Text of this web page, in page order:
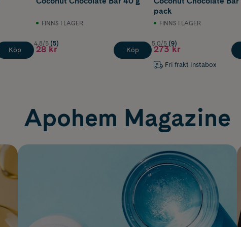
Köp
FINNS I LAGER
4.8/5 (5)
28 kr Köp
pack
FINNS I LAGER
5.0/5 (9)
273 kr
Fri frakt Instabox
Apohem Magazine